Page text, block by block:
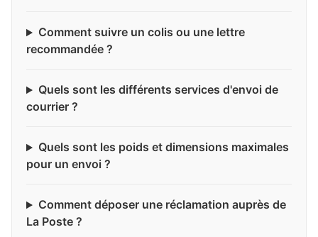
Comment suivre un colis ou une lettre
recommandée ?
Quels sont les différents services d'envoi de
courrier ?
Quels sont les poids et dimensions maximales
pour un envoi ?
Comment déposer une réclamation auprès de
La Poste ?